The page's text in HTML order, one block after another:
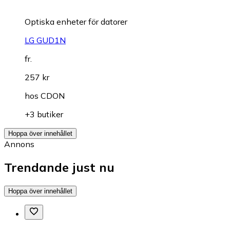
Optiska enheter för datorer
LG GUD1N
fr.
257 kr
hos CDON
+3 butiker
Hoppa över innehållet
Annons
Trendande just nu
Hoppa över innehållet